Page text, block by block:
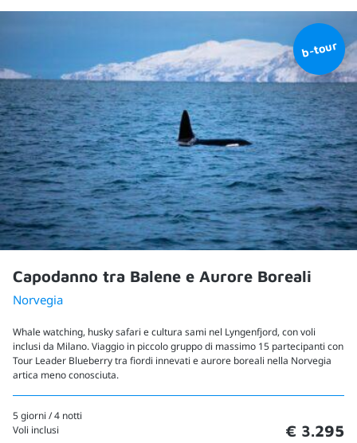
Capodanno tra Balene e Aurore Boreali
Norvegia
Whale watching, husky safari e cultura sami nel Lyngenfjord, con voli
inclusi da Milano. Viaggio in piccolo gruppo di massimo 15 partecipanti con
Tour Leader Blueberry tra fiordi innevati e aurore boreali nella Norvegia
artica meno conosciuta.
5 giorni / 4 notti
Voli inclusi
€ 3.295